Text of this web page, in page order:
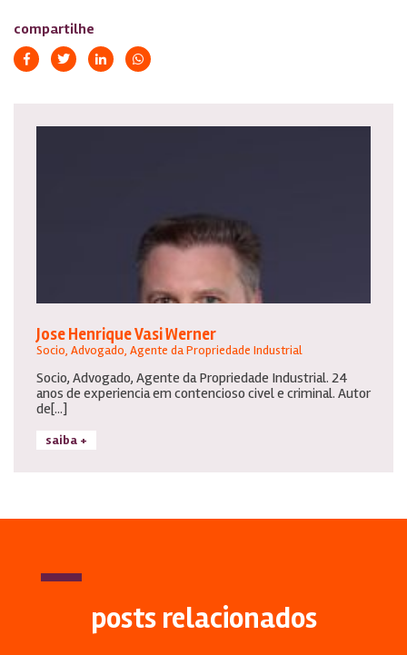
compartilhe
Jose Henrique Vasi Werner
Socio, Advogado, Agente da Propriedade Industrial
Socio, Advogado, Agente da Propriedade Industrial. 24
anos de experiencia em contencioso civel e criminal. Autor
de[...]
saiba +
posts relacionados